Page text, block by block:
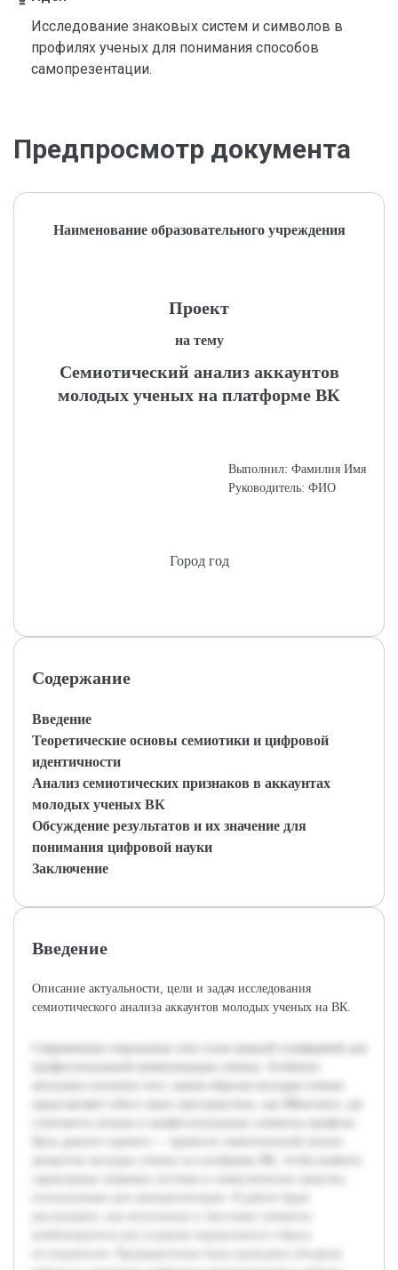
Исследование знаковых систем и символов в
профилях ученых для понимания способов
самопрезентации.
Предпросмотр документа
Наименование образовательного учреждения
Проект
на тему
Семиотический анализ аккаунтов
молодых ученых на платформе ВК
Выполнил: Фамилия Имя
Руководитель: ФИО
Город год
Содержание
Введение
Теоретические основы семиотики и цифровой
идентичности
Анализ семиотических признаков в аккаунтах
молодых ученых ВК
Обсуждение результатов и их значение для
понимания цифровой науки
Заключение
Введение
Описание актуальности, цели и задач исследования
семиотического анализа аккаунтов молодых ученых на ВК.